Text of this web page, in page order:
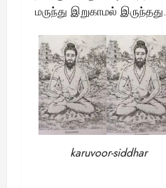
மருந்து இறுகாமல் இருந்தது.
karuvoor-siddhar